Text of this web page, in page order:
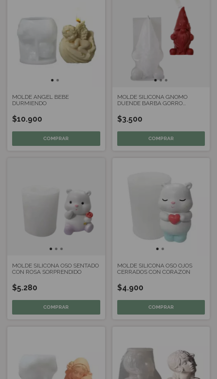
MOLDE ANGEL BEBE
DURMIENDO
$10.900
MOLDE SILICONA GNOMO
DUENDE BARBA GORRO
$3.500
MOLDE SILICONA OSO SENTADO
CON ROSA SORPRENDIDO
$5.280
MOLDE SILICONA OSO OJOS
CERRADOS CON CORAZON
$4.900